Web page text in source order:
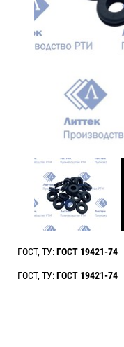
ГОСТ, ТУ:ГОСТ 19421-74
ГОСТ, ТУ:ГОСТ 19421-74